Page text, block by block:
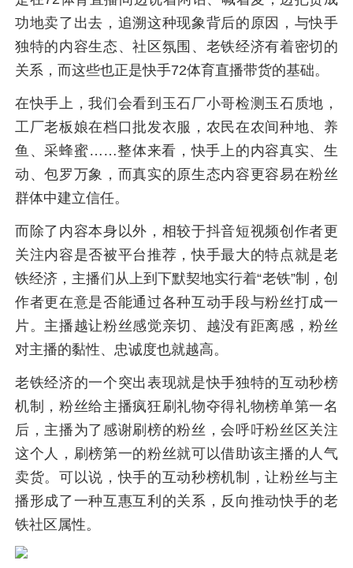
功地卖了出去，追溯这种现象背后的原因，与快手
独特的内容生态、社区氛围、老铁经济有着密切的
关系，而这些也正是快手72体育直播带货的基础。
在快手上，我们会看到玉石厂小哥检测玉石质地，
工厂老板娘在档口批发衣服，农民在农间种地、养
鱼、采蜂蜜……整体来看，快手上的内容真实、生
动、包罗万象，而真实的原生态内容更容易在粉丝
群体中建立信任。
而除了内容本身以外，相较于抖音短视频创作者更
关注内容是否被平台推荐，快手最大的特点就是老
铁经济，主播们从上到下默契地实行着“老铁”制，创
作者更在意是否能通过各种互动手段与粉丝打成一
片。主播越让粉丝感觉亲切、越没有距离感，粉丝
对主播的黏性、忠诚度也就越高。
老铁经济的一个突出表现就是快手独特的互动秒榜
机制，粉丝给主播疯狂刷礼物夺得礼物榜单第一名
后，主播为了感谢刷榜的粉丝，会呼吁粉丝区关注
这个人，刷榜第一的粉丝就可以借助该主播的人气
卖货。可以说，快手的互动秒榜机制，让粉丝与主
播形成了一种互惠互利的关系，反向推动快手的老
铁社区属性。